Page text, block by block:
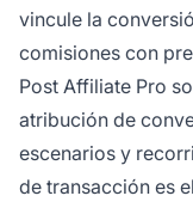
vincule la
comisiones con
Post Affiliate Pro
atribución de
escenarios y
de transacción es